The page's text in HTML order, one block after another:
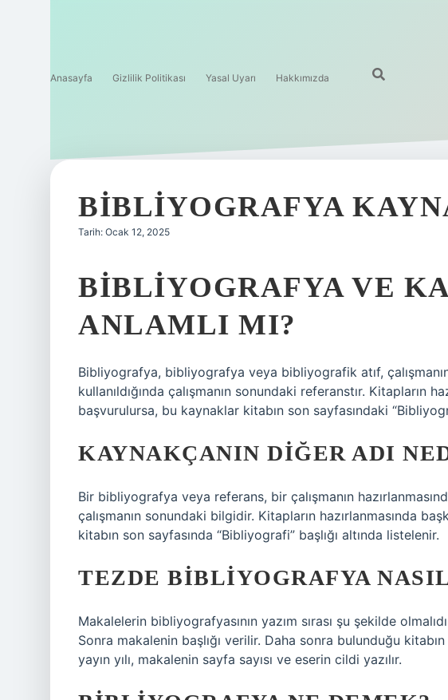
Anasayfa Gizlilik Politikası Yasal Uyarı Hakkımızda
BIBLIYOGRAFYA
Tarih: Ocak 12, 2025
BIBLIYOGRAFYA VE
ANLAMLI MI?
Bibliyografya, bibliyografya veya bibliyografik atıf,
kullanıldığında çalışmanın sonundaki referanstır. Kitapların
başvurulursa, bu kaynaklar kitabın son sayfasındaki
KAYNAKÇANIN DIĞER ADI
Bir bibliyografya veya referans, bir çalışmanın
çalışmanın sonundaki bilgidir. Kitapların hazırlanmasında
kitabın son sayfasında “Bibliyografi” başlığı altında listelenir.
TEZDE BIBLIYOGRAFYA
Makalelerin bibliyografyasının yazım sırası şu şekilde
Sonra makalenin başlığı verilir. Daha sonra bulunduğu kitabın
yayın yılı, makalenin sayfa sayısı ve eserin cildi yazılır.